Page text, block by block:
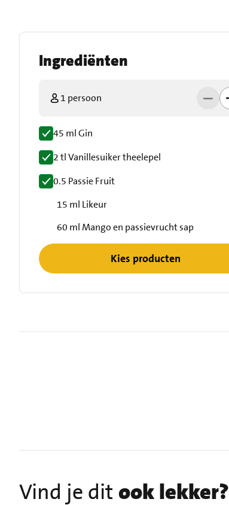
Ingrediënten
1 persoon
45 ml Gin
2 tl Vanillesuiker theelepel
0.5 Passie Fruit
15 ml Likeur
60 ml Mango en passievrucht sap
Kies producten
Vind je ditook lekker?